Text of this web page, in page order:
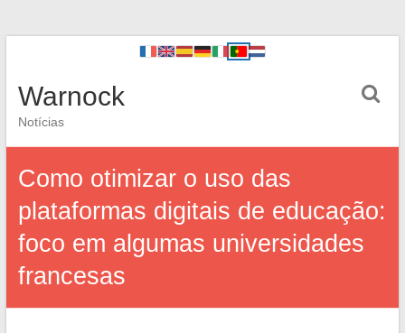
Warnock
Notícias
Como otimizar o uso das
plataformas digitais de educação:
foco em algumas universidades
francesas